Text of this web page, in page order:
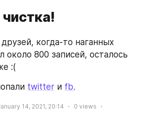
когда-то наганных
около 800 записей, осталось
:(
twitter и fb.
14, 2021, 20:14 0 views